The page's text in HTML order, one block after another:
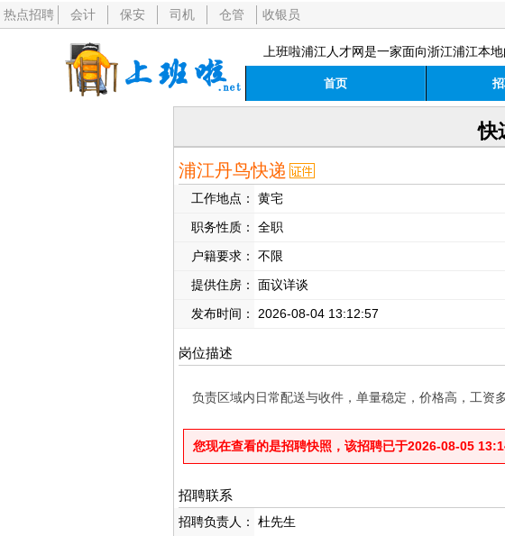
热点招聘 会计 保安 司机 仓管 收银员
上班啦浦江人才网是一家面向浙江浦江本
首页
快
浦江丹鸟快递
工作地点： 黄宅
职务性质：
全职
户籍要求：
不限
提供住房：
面议详谈
发布时间：
2026-08-04 13:12:57
岗位描述
负责区域内日常配送与收件，单量稳定，价格高，工资
您现在查看的是招聘快照，该招聘已于2026-08-05
招聘联系
招聘负责人： 杜先生